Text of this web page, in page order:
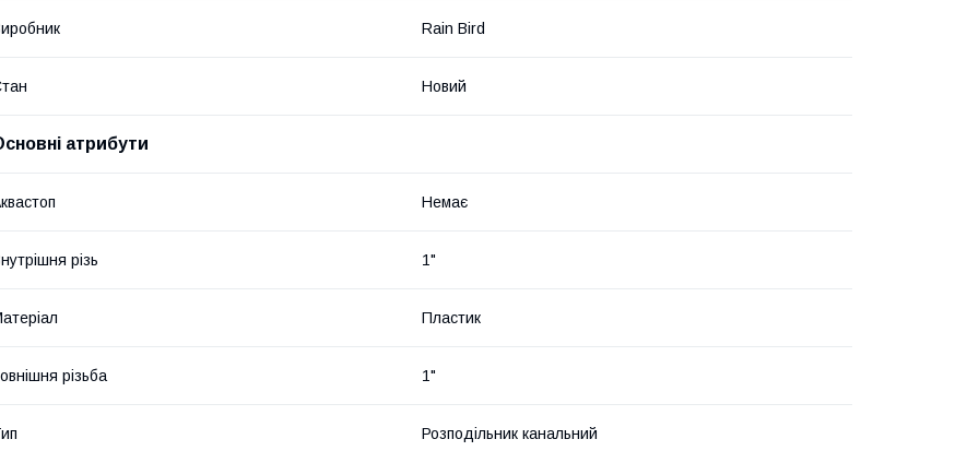
Rain Bird
Новий
атрибути
Немає
різь 1"
Пластик
різьба 1"
Розподільник канальний